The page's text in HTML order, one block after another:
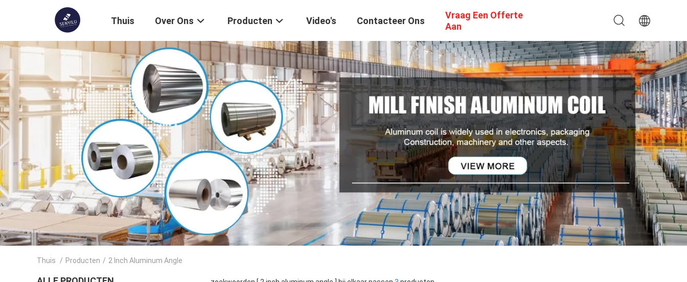
Thuis Over Ons Producten Video's Contacteer Ons
Vraag Een Offerte
Aan
Thuis / Producten / 2 Inch Aluminum Angle